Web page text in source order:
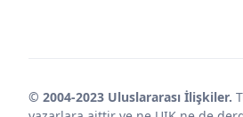
© 2004-2023 Uluslararası İlişkiler.